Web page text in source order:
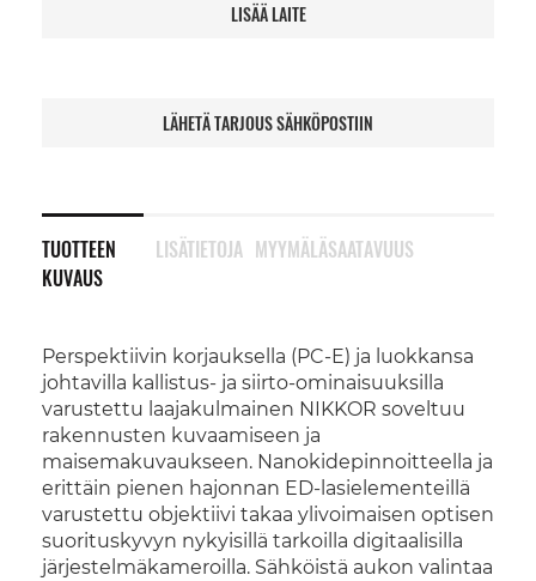
LISÄÄ LAITE
LÄHETÄ TARJOUS SÄHKÖPOSTIIN
TUOTTEEN
KUVAUS
Perspektiivin korjauksella (PC-E) ja luokkansa
johtavilla kallistus- ja siirto-ominaisuuksilla
varustettu laajakulmainen NIKKOR soveltuu
rakennusten kuvaamiseen ja
maisemakuvaukseen. Nanokidepinnoitteella ja
erittäin pienen hajonnan ED-lasielementeillä
varustettu objektiivi takaa ylivoimaisen optisen
suorituskyvyn nykyisillä tarkoilla digitaalisilla
järjestelmäkameroilla. Sähköistä aukon valintaa
LISÄTIETOJA MYYMÄLÄSAATAVUUS